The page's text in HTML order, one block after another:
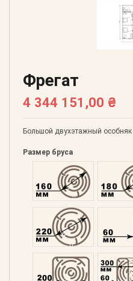
Фрегат
4 344 151,00 ₴
Большой двухэтажный особняк
Размер бруса
Оцилиндрованний
Оцилиндрованний
Профилированний